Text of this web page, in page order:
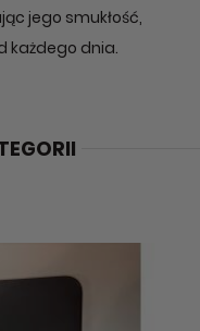
jego smukłość,
każdego dnia.